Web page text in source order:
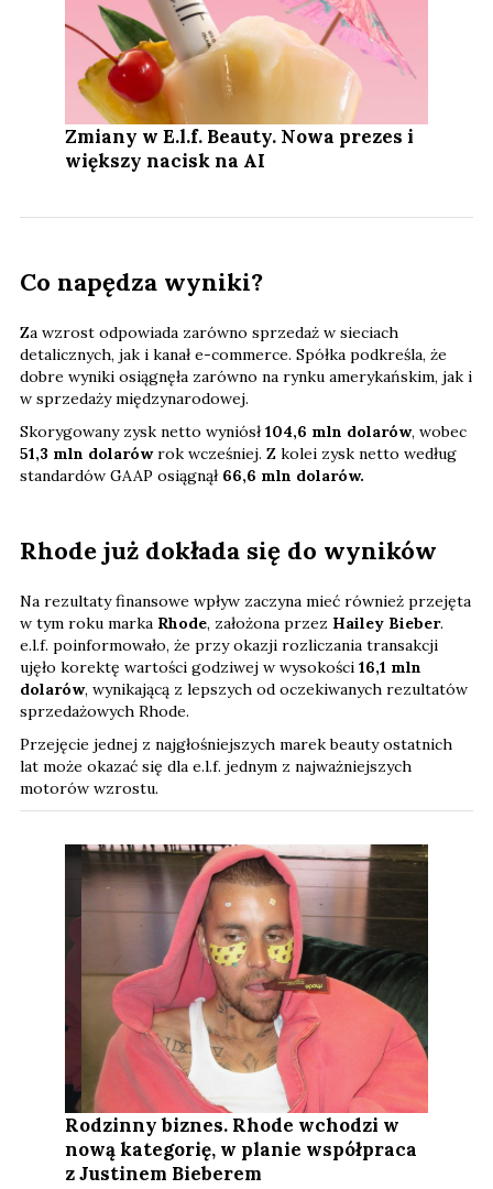
Zmiany w E.l.f. Beauty. Nowa prezes i
większy nacisk na AI
Co napędza wyniki?
Za wzrost odpowiada zarówno sprzedaż w sieciach
detalicznych, jak i kanał e-commerce. Spółka podkreśla, że
dobre wyniki osiągnęła zarówno na rynku amerykańskim, jak i
w sprzedaży międzynarodowej.
Skorygowany zysk netto wyniósł104,6 mln dolarów, wobec
51,3 mln dolarówrok wcześniej. Z kolei zysk netto według
standardów GAAP osiągnął 66,6 mln dolarów.
Rhode już dokłada się do wyników
Na rezultaty finansowe wpływ zaczyna mieć również przejęta
w tym roku marka Rhode, założona przez Hailey Bieber.
e.l.f. poinformowało, że przy okazji rozliczania transakcji
ujęło korektę wartości godziwej w wysokości 16,1 mln
dolarów, wynikającą z lepszych od oczekiwanych rezultatów
sprzedażowych Rhode.
Przejęcie jednej z najgłośniejszych marek beauty ostatnich
lat może okazać się dla e.l.f. jednym z najważniejszych
motorów wzrostu.
Rodzinny biznes. Rhode wchodzi w
nową kategorię, w planie współpraca
z Justinem Bieberem